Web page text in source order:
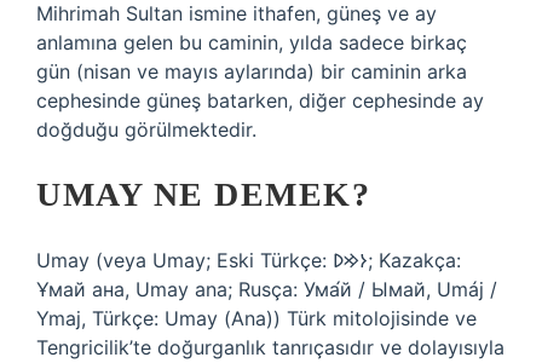
Mihrimah Sultan ismine ithafen, güneş ve ay
anlamına gelen bu caminin, yılda sadece birkaç
gün (nisan ve mayıs aylarında) bir caminin arka
cephesinde güneş batarken, diğer cephesinde ay
doğduğu görülmektedir.
UMAY NE DEMEK?
Umay (veya Umay; Eski Türkçe: 𐰆𐰢𐰖; Kazakça:
Ұмай aна, Umay ana; Rusça: Ума́й / Ымай, Umáj /
Ymaj, Türkçe: Umay (Ana)) Türk mitolojisinde ve
Tengricilik’te doğurganlık tanrıçasıdır ve dolayısıyla